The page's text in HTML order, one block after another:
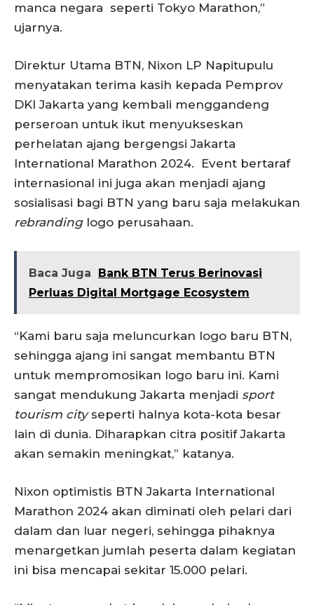
manca negara seperti Tokyo Marathon,”
ujarnya.
Direktur Utama BTN, Nixon LP Napitupulu
menyatakan terima kasih kepada Pemprov
DKI Jakarta yang kembali menggandeng
perseroan untuk ikut menyukseskan
perhelatan ajang bergengsi Jakarta
International Marathon 2024. Event bertaraf
internasional ini juga akan menjadi ajang
sosialisasi bagi BTN yang baru saja melakukan
rebranding logo perusahaan.
Baca Juga
Bank BTN Terus Berinovasi
Perluas Digital Mortgage Ecosystem
“Kami baru saja meluncurkan logo baru BTN,
sehingga ajang ini sangat membantu BTN
untuk mempromosikan logo baru ini. Kami
sangat mendukung Jakarta menjadi sport
tourism cityseperti halnya kota-kota besar
lain di dunia. Diharapkan citra positif Jakarta
akan semakin meningkat,” katanya.
Nixon optimistis BTN Jakarta International
Marathon 2024 akan diminati oleh pelari dari
dalam dan luar negeri, sehingga pihaknya
menargetkan jumlah peserta dalam kegiatan
ini bisa mencapai sekitar 15.000 pelari.